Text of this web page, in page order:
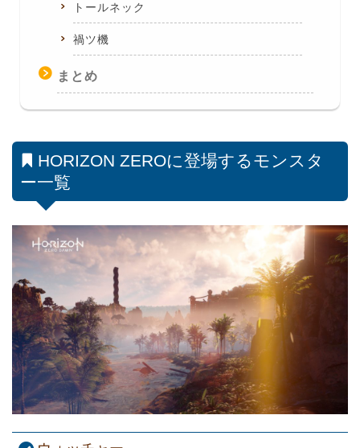
トールネック
禍ツ機
まとめ
HORIZON ZEROに登場するモンスタ
ー一覧